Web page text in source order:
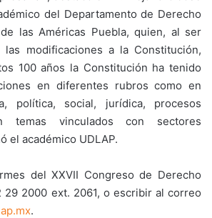
del Departamento de Derecho
las Américas Puebla, quien, al ser
las modificaciones a la Constitución,
100 años la Constitución ha tenido
en diferentes rubros como en
política, social, jurídica, procesos
temas vinculados con sectores
el académico UDLAP.
del XXVII Congreso de Derecho
29 2000 ext. 2061, o escribir al correo
.